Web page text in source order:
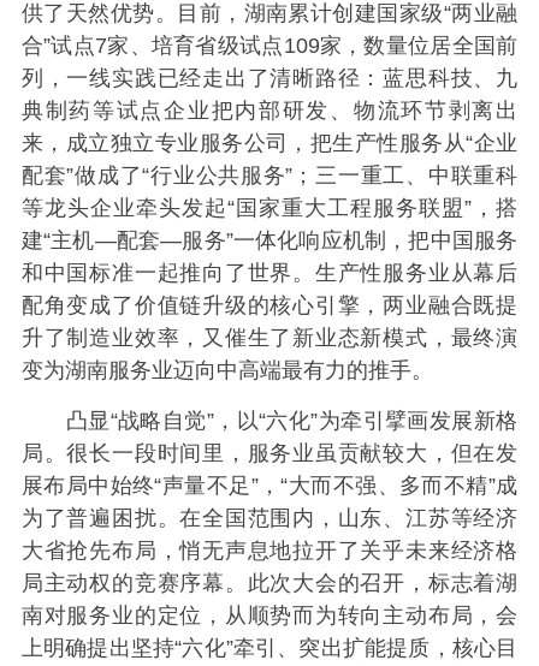
供了天然优势。目前，湖南累计创建国家级“两业融
合”试点7家、培育省级试点109家，数量位居全国前
列，一线实践已经走出了清晰路径：蓝思科技、九
典制药等试点企业把内部研发、物流环节剥离出
来，成立独立专业服务公司，把生产性服务从“企业
配套”做成了“行业公共服务”；三一重工、中联重科
等龙头企业牵头发起“国家重大工程服务联盟”，搭
建“主机—配套—服务”一体化响应机制，把中国服务
和中国标准一起推向了世界。生产性服务业从幕后
配角变成了价值链升级的核心引擎，两业融合既提
升了制造业效率，又催生了新业态新模式，最终演
变为湖南服务业迈向中高端最有力的推手。
凸显“战略自觉”，以“六化”为牵引擘画发展新格
局。很长一段时间里，服务业虽贡献较大，但在发
展布局中始终“声量不足”，“大而不强、多而不精”成
为了普遍困扰。在全国范围内，山东、江苏等经济
大省抢先布局，悄无声息地拉开了关乎未来经济格
局主动权的竞赛序幕。此次大会的召开，标志着湖
南对服务业的定位，从顺势而为转向主动布局，会
上明确提出坚持“六化”牵引、突出扩能提质，核心目